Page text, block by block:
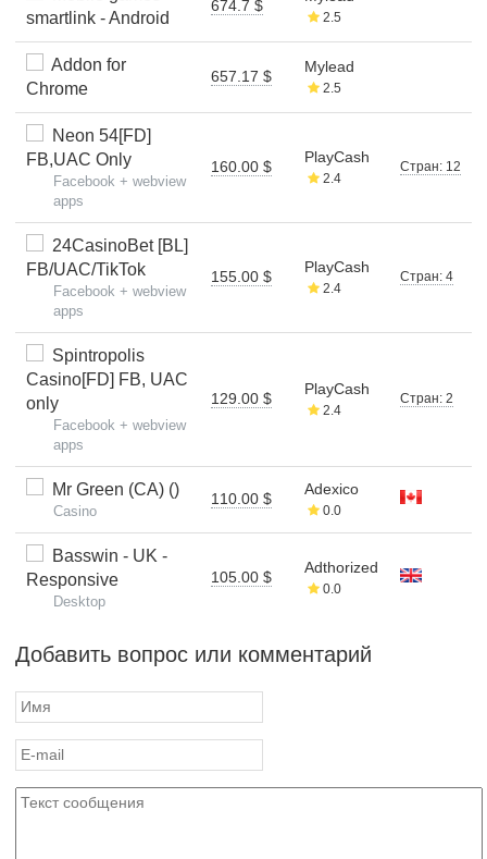
smartlink - Android
674.7 $
2.5
Addon for
Chrome
657.17 $
Mylead
2.5
Neon 54[FD]
FB,UAC Only
Facebook + webview
apps
160.00 $
PlayCash
2.4
Стран: 12
24CasinoBet [BL]
FB/UAC/TikTok
Facebook + webview
apps
155.00 $
PlayCash
2.4
Стран: 4
Spintropolis
Casino[FD] FB, UAC
only
Facebook + webview
apps
129.00 $
PlayCash
2.4
Стран: 2
Mr Green (CA) ()
Casino
110.00 $
Adexico
0.0
Basswin - UK -
Responsive
Desktop
105.00 $
Adthorized
0.0
Добавить вопрос или комментарий